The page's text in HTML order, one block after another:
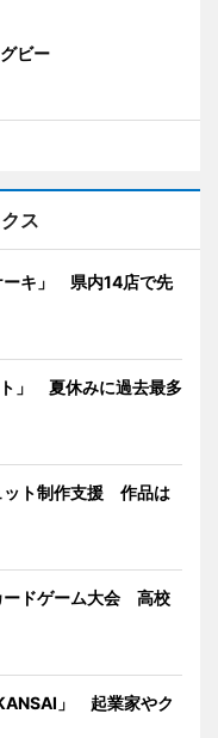
ビー
ス
ーキ」 県内14店で先
」 夏休みに過去最多
ット制作支援 作品は
ードゲーム大会 高校
」 起業家やク